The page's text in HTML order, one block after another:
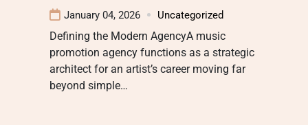
January 04, 2026 Uncategorized
Defining the Modern AgencyA music
promotion agency functions as a strategic
architect for an artist’s career moving far
beyond simple…